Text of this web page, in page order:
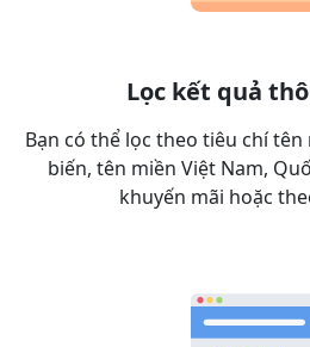
Lọc kết quả
Bạn có thể lọc theo tiêu chí
biến, tên miền Việt Nam,
khuyến mãi hoặc